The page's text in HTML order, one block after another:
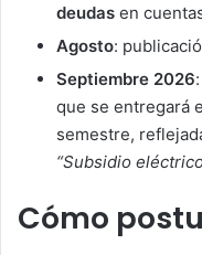
deudas en
Agosto:
Septiembre 2026
que se entregará
semestre,
“Subsidio
Cómo